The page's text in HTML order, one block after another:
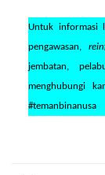
Untuk informasi
pengawasan,
jembatan,
menghubungi
#temanbinanusa